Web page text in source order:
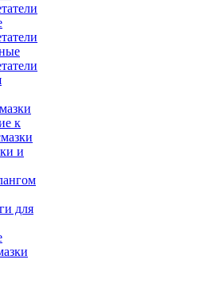
к
и
для